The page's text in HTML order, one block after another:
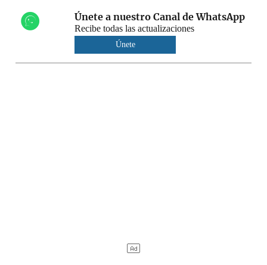
Únete a nuestro Canal de WhatsApp
Recibe todas las actualizaciones
Únete